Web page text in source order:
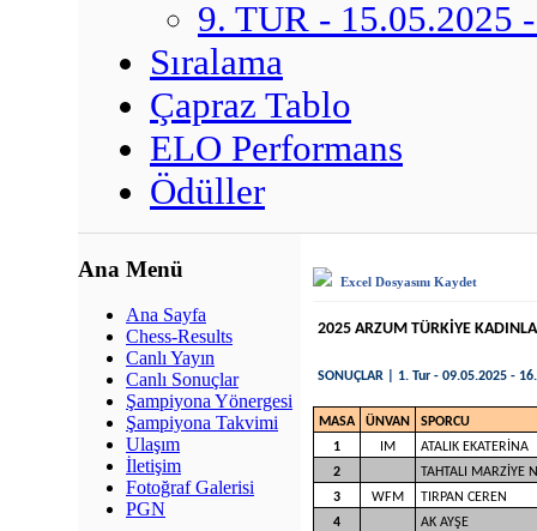
9. TUR - 15.05.2025
Sıralama
Çapraz Tablo
ELO Performans
Ödüller
Ana Menü
Ana Sayfa
Chess-Results
Canlı Yayın
Canlı Sonuçlar
Şampiyona Yönergesi
Şampiyona Takvimi
Ulaşım
İletişim
Fotoğraf Galerisi
PGN
Excel Dosyasını Kaydet
2025 ARZUM TÜRKİYE
SONUÇLAR | 1. Tur - 09.05.2025 -
MASA ÜNVAN
SPORCU
1
IM
ATALIK EKATERİNA
2
TAHTALI MARZİYE
3
WFM
TIRPAN CEREN
4
AK AYŞE